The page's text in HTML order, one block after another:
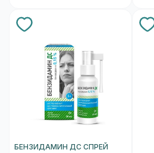
БЕНЗИДАМИН ДС СПРЕЙ